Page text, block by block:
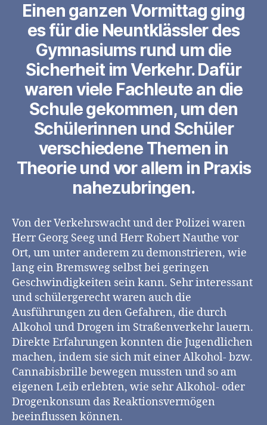
Einen ganzen Vormittag ging
es für die Neuntklässler des
Gymnasiums rund um die
Sicherheit im Verkehr. Dafür
waren viele Fachleute an die
Schule gekommen, um den
Schülerinnen und Schüler
verschiedene Themen in
Theorie und vor allem in Praxis
nahezubringen.
Von der Verkehrswacht und der Polizei waren
Herr Georg Seeg und Herr Robert Nauthe vor
Ort, um unter anderem zu demonstrieren, wie
lang ein Bremsweg selbst bei geringen
Geschwindigkeiten sein kann. Sehr interessant
und schülergerecht waren auch die
Ausführungen zu den Gefahren, die durch
Alkohol und Drogen im Straßenverkehr lauern.
Direkte Erfahrungen konnten die Jugendlichen
machen, indem sie sich mit einer Alkohol- bzw.
Cannabisbrille bewegen mussten und so am
eigenen Leib erlebten, wie sehr Alkohol- oder
Drogenkonsum das Reaktionsvermögen
beeinflussen können.